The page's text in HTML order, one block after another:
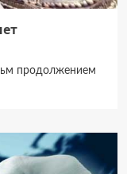
продолжением